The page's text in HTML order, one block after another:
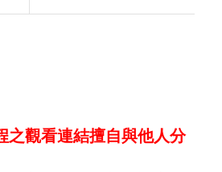
之觀看連結擅自與他人分